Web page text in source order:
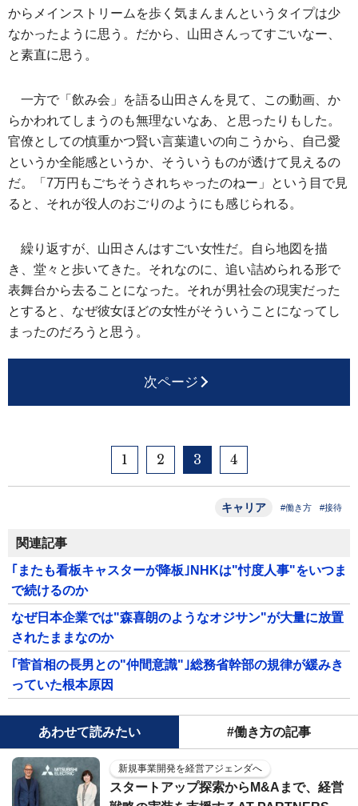
からメインストリームを歩く気まんまんというタイプは少
なかったように思う。だから、山田さんってすごいなー、
と素直に思う。
一方で「飲み会」を語る山田さんを見て、この動画、か
らかわれてしまうのも無理ないなあ、と思ったりもした。
官僚としての慎重かつ賢い言葉遣いの向こうから、自己愛
というか全能感というか、そういうものが透けて見えるの
だ。「7万円もごちそうされちゃったのねー」という目で見
ると、それが役人のおごりのようにも感じられる。
繰り返すが、山田さんはすごい女性だ。自ら地図を描
き、堂々と歩いてきた。それなのに、追い詰められる形で
表舞台から去ることになった。それが男社会の現実だった
とすると、なぜ彼女ほどの女性がそういうことになってし
まったのだろうと思う。
次ページ
1 2 3 4
キャリア #働き方 #接待
関連記事
｢またも看板キャスターが降板｣NHKは"忖度人事"をいつま
で続けるのか
なぜ日本企業では"森喜朗のようなオジサン"が大量に放置
されたままなのか
｢菅首相の長男との"仲間意識"｣総務省幹部の規律が緩みき
っていた根本原因
あわせて読みたい #働き方の記事
新規事業開発を経営アジェンダへ
スタートアップ探索からM&Aまで、経営